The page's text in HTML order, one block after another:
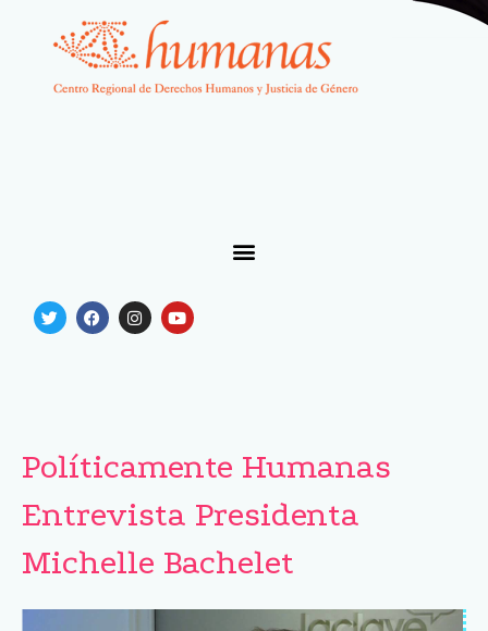
Políticamente Humanas
Entrevista Presidenta
Michelle Bachelet